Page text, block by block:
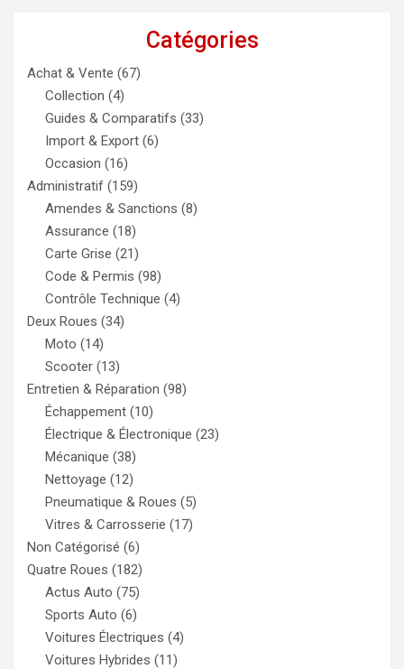
Catégories
Achat & Vente (67)
Collection (4)
Guides & Comparatifs (33)
Import & Export (6)
Occasion (16)
Administratif (159)
Amendes & Sanctions (8)
Assurance (18)
Carte Grise (21)
Code & Permis (98)
Contrôle Technique (4)
Deux Roues (34)
Moto (14)
Scooter (13)
Entretien & Réparation (98)
Échappement (10)
Électrique & Électronique (23)
Mécanique (38)
Nettoyage (12)
Pneumatique & Roues (5)
Vitres & Carrosserie (17)
Non Catégorisé (6)
Quatre Roues (182)
Actus Auto (75)
Sports Auto (6)
Voitures Électriques (4)
Voitures Hybrides (11)